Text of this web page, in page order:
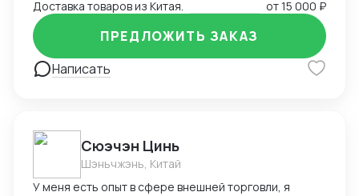
Доставка товаров из Китая.
от15 000 ₽
Написать
ПРЕДЛОЖИТЬ ЗАКАЗ
Cюэчэн Цинь
Шэньчжэнь, Китай
У меня есть опыт в сфере внешней торговли, я